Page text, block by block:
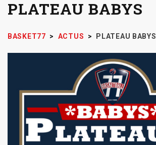
PLATEAU BABYS
BASKET77 > ACTUS > PLATEAU BABYS